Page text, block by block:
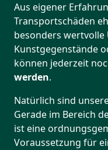
Aus eigener
Transportschäden
besonders
Kunstgegenstände
können jederzeit
werden.
Natürlich sind
Gerade im Bereich
ist eine
Voraussetzung für